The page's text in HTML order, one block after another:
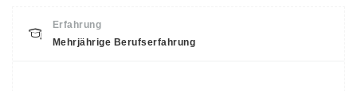
Erfahrung
Mehrjährige Berufserfahrung